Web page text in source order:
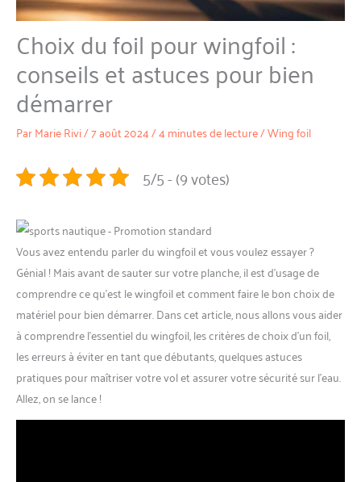
Choix du foil pour wingfoil :
conseils et astuces pour bien
démarrer
ParMarie Rivi/7 août 2024/4 minutes de lecture/Wing foil
5/5 - (9 votes)
Vous avez entendu parler du wingfoil et vous voulez essayer ?
Génial ! Mais avant de sauter sur votre planche, il est d’usage de
comprendre ce qu’est le wingfoil et comment faire le bon choix de
matériel pour bien démarrer. Dans cet article, nous allons vous aider
à comprendre l’essentiel du wingfoil, les critères de choix d’un foil,
les erreurs à éviter en tant que débutants, quelques astuces
pratiques pour maîtriser votre vol et assurer votre sécurité sur l’eau.
Allez, on se lance !